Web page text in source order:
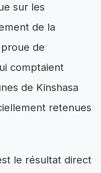
sur les
de la
de
comptaient
de Kinshasa
retenues
le résultat direct